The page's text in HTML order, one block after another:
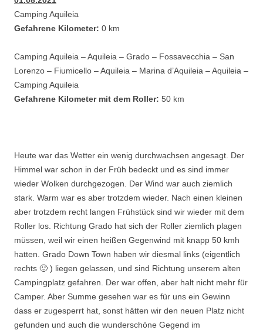
Camping Aquileia
Gefahrene Kilometer: 0 km
Camping Aquileia – Aquileia – Grado – Fossavecchia – San
Lorenzo – Fiumicello – Aquileia – Marina d’Aquileia – Aquileia –
Camping Aquileia
Gefahrene Kilometer mit dem Roller: 50 km
Heute war das Wetter ein wenig durchwachsen angesagt. Der
Himmel war schon in der Früh bedeckt und es sind immer
wieder Wolken durchgezogen. Der Wind war auch ziemlich
stark. Warm war es aber trotzdem wieder. Nach einen kleinen
aber trotzdem recht langen Frühstück sind wir wieder mit dem
Roller los. Richtung Grado hat sich der Roller ziemlich plagen
müssen, weil wir einen heißen Gegenwind mit knapp 50 kmh
hatten. Grado Down Town haben wir diesmal links (eigentlich
rechts 🙂 ) liegen gelassen, und sind Richtung unserem alten
Campingplatz gefahren. Der war offen, aber halt nicht mehr für
Camper. Aber Summe gesehen war es für uns ein Gewinn
dass er zugesperrt hat, sonst hätten wir den neuen Platz nicht
gefunden und auch die wunderschöne Gegend im